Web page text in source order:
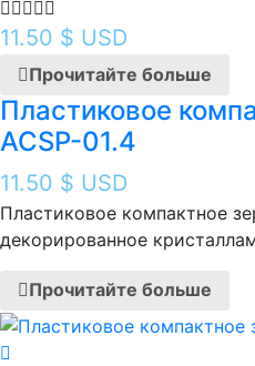
11.50 $ USD
Прочитайте больше
Пластиковое
ACSP-01.4
11.50 $ USD
Пластиковое компактное
декорированное
Прочитайте больше